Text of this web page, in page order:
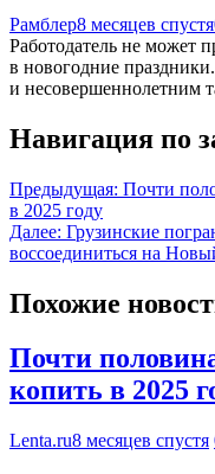
Рамблер8 месяцев спустя
Работодатель не может
в новогодние
и несовершеннолетним
Навигация по
Предыдущая: Почти
в 2025 году
Далее: Грузинские
воссоединиться на
Похожие
Почти
копить в 2025
Lenta.ru8 месяцев спустя